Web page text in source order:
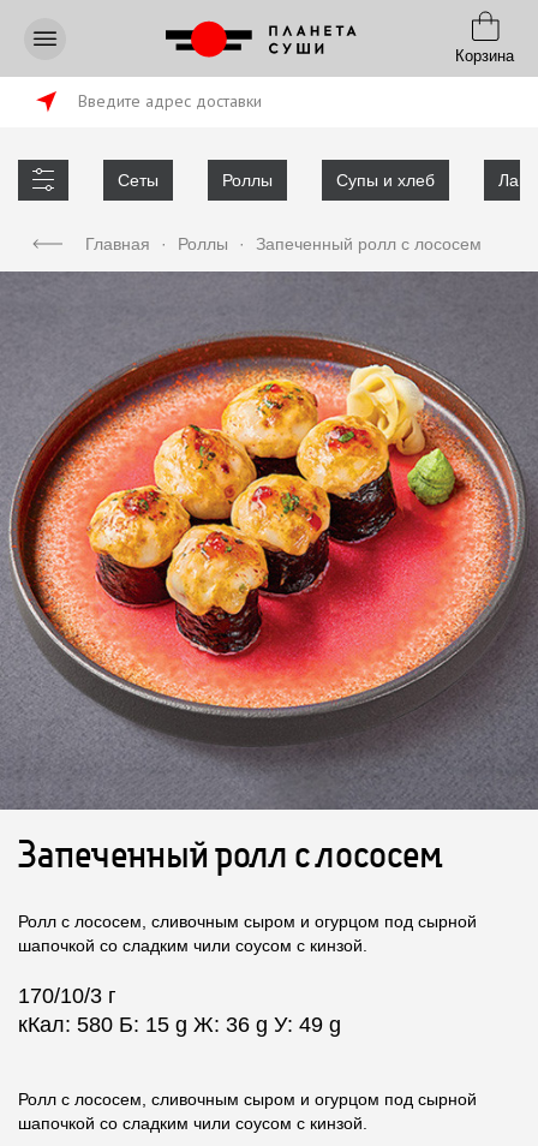
Корзина
Введите адрес доставки
Сеты Роллы Супы и хлеб
Главная · Роллы · Запеченный ролл с лососем
Запеченный ролл с лососем
Ролл с лососем, сливочным сыром и огурцом под сырной
шапочкой со сладким чили соусом с кинзой.
170/10/3 г
кКал: 580 Б: 15 g Ж: 36 g У: 49 g
Ролл с лососем, сливочным сыром и огурцом под сырной
шапочкой со сладким чили соусом с кинзой.